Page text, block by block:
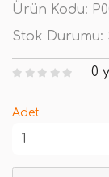
Ürün Kodu:
Stok Durumu:
0
Adet